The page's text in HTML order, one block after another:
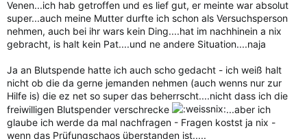
Venen...ich hab getroffen und es lief gut, er meinte war absolut
super...auch meine Mutter durfte ich schon als Versuchsperson
nehmen, auch bei ihr wars kein Ding....hat im nachhinein a nix
gebracht, is halt kein Pat....und ne andere Situation....naja
Ja an Blutspende hatte ich auch scho gedacht - ich weiß halt
nicht ob die da gerne jemanden nehmen (auch wenns nur zur
Hilfe is) die ez net so super das beherrscht....nicht dass ich die
freiwilligen Blutspender verschrecke
...aber ich
glaube ich werde da mal nachfragen - Fragen kostst ja nix -
wenn das Prüfungschaos überstanden ist.....